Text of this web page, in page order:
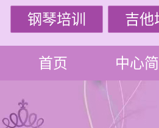
钢琴培训 吉他
首页 中心